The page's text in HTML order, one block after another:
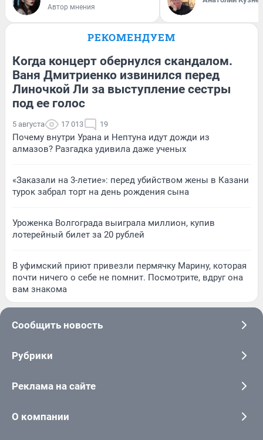
Автор мнения
РЕКОМЕНДУЕМ
Когда концерт обернулся скандалом.
Ваня Дмитриенко извинился перед
Линочкой Ли за выступление сестры
под ее голос
5 августа 17 013 19
Почему внутри Урана и Нептуна идут дожди из
алмазов? Разгадка удивила даже ученых
«Заказали на 3-летие»: перед убийством жены в Казани
турок забрал торт на день рождения сына
Уроженка Волгограда выиграла миллион, купив
лотерейный билет за 20 рублей
В уфимский приют привезли пермячку Марину, которая
почти ничего о себе не помнит. Посмотрите, вдруг она
вам знакома
Сообщить новость
Рубрики
Реклама на сайте
О компании